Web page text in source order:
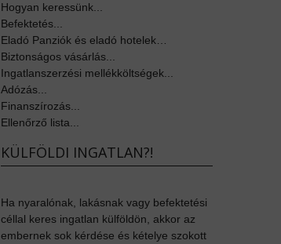
Hogyan keressünk...
Befektetés...
Eladó Panziók és eladó hotelek…
Biztonságos vásárlás...
Ingatlanszerzési mellékköltségek...
Adózás...
Finanszírozás...
Ellenőrző lista...
KÜLFÖLDI INGATLAN?!
Ha nyaralónak, lakásnak vagy befektetési
céllal keres ingatlan külföldön, akkor az
embernek sok kérdése és kételye szokott